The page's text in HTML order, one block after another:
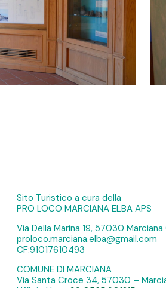
Sito Turistico a cura della
PRO LOCO MARCIANA ELBA APS
Via Della Marina 19, 57030 Marciana
proloco.marciana.elba@gmail.com
CF:91017610493
COMUNE DI MARCIANA
Via Santa Croce 34, 57030 –